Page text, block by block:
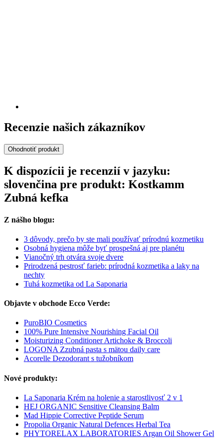
Recenzie našich zákazníkov
Ohodnotiť produkt
K dispozícii je recenzií v jazyku:
slovenčina pre produkt: Kostkamm
Zubná kefka
Z nášho blogu:
3 dôvody, prečo by ste mali používať prírodnú kozmetiku
Osobná hygiena môže byť prospešná aj pre planétu
Vianočný trh otvára svoje dvere
Prirodzená pestrosť farieb: prírodná kozmetika a laky na
nechty
Tuhá kozmetika od La Saponaria
Objavte v obchode Ecco Verde:
PuroBIO Cosmetics
100% Pure Intensive Nourishing Facial Oil
Moisturizing Conditioner Artichoke & Broccoli
LOGONA Zzubná pasta s mätou daily care
Acorelle Dezodorant s tužobníkom
Nové produkty:
La Saponaria Krém na holenie a starostlivosť 2 v 1
HEJ ORGANIC Sensitive Cleansing Balm
Mad Hippie Corrective Peptide Serum
Propolia Organic Natural Defences Herbal Tea
PHYTORELAX LABORATORIES Argan Oil Shower Gel